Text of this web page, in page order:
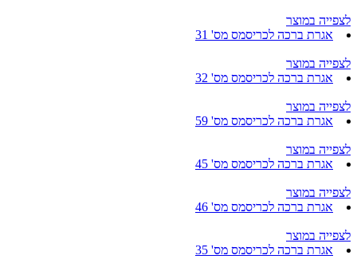
לצפייה במוצר
אגרת ברכה לכריסמס מס' 31
לצפייה במוצר
אגרת ברכה לכריסמס מס' 32
לצפייה במוצר
אגרת ברכה לכריסמס מס' 59
לצפייה במוצר
אגרת ברכה לכריסמס מס' 45
לצפייה במוצר
אגרת ברכה לכריסמס מס' 46
לצפייה במוצר
אגרת ברכה לכריסמס מס' 35